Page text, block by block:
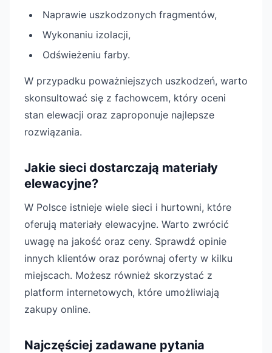
Naprawie uszkodzonych fragmentów,
Wykonaniu izolacji,
Odświeżeniu farby.
W przypadku poważniejszych uszkodzeń, warto
skonsultować się z fachowcem, który oceni
stan elewacji oraz zaproponuje najlepsze
rozwiązania.
Jakie sieci dostarczają materiały
elewacyjne?
W Polsce istnieje wiele sieci i hurtowni, które
oferują materiały elewacyjne. Warto zwrócić
uwagę na jakość oraz ceny. Sprawdź opinie
innych klientów oraz porównaj oferty w kilku
miejscach. Możesz również skorzystać z
platform internetowych, które umożliwiają
zakupy online.
Najczęściej zadawane pytania